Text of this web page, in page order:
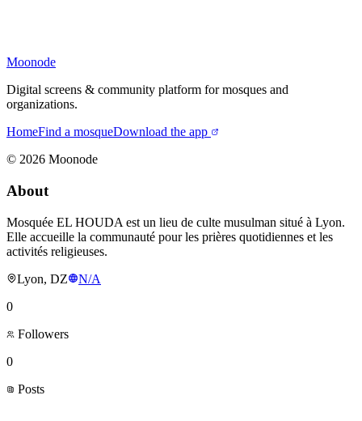
Moonode
Digital screens & community platform for mosques and
organizations.
HomeFind a mosqueDownload the app
© 2026 Moonode
About
Mosquée EL HOUDA est un lieu de culte musulman situé à Lyon.
Elle accueille la communauté pour les prières quotidiennes et les
activités religieuses.
Lyon, DZ
N/A
0
Followers
0
Posts